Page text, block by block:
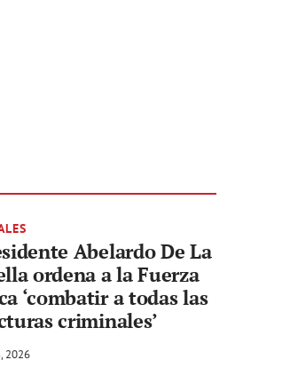
Abelardo De La
ordena a la Fuerza
‘combatir a todas las
criminales’
2026